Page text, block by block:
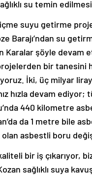
su temin
içme suyu getirme
Barajı’ndan su
Karalar şöyle devam
bir tanesini
İki, üç milyar
hızla devam
440 kilometre
da 1 metre bile
asbestli boru
bir iş çıkarıyor,
sağlıklı suya